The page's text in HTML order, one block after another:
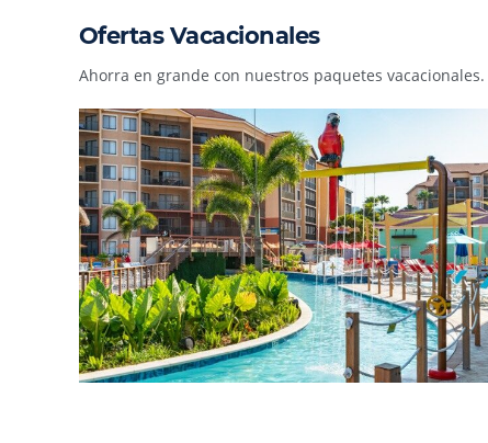
Ofertas Vacacionales
Ahorra en grande con nuestros paquetes vacacionales.